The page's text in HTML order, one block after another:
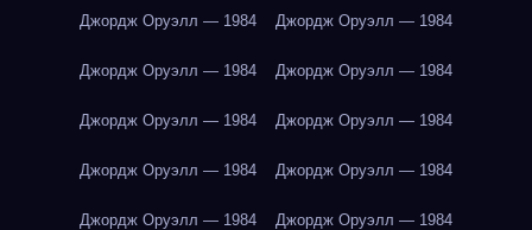
Джордж Оруэлл — 1984 Джордж Оруэлл — 1984
Джордж Оруэлл — 1984 Джордж Оруэлл — 1984
Джордж Оруэлл — 1984 Джордж Оруэлл — 1984
Джордж Оруэлл — 1984 Джордж Оруэлл — 1984
Джордж Оруэлл — 1984 Джордж Оруэлл — 1984